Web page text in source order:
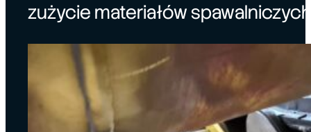
zużycie materiałów